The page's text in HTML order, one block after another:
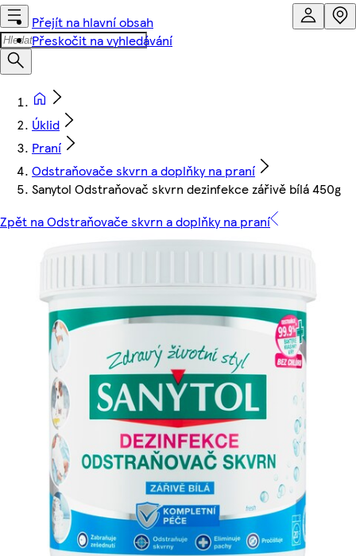
Přejít na hlavní obsah
Přeskočit na vyhledávání
Úklid
Praní
Odstraňovače skvrn a doplňky na praní
Sanytol Odstraňovač skvrn dezinfekce zářivě bílá 450g
Zpět na Odstraňovače skvrn a doplňky na praní